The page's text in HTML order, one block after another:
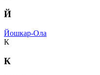
Й
Йошкар-Ола
К
К